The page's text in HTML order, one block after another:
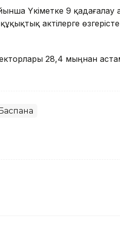
Үкіметке 9 қадағалау
актілерге
28,4 мыңнан
Баспана